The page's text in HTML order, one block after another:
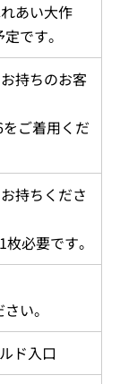
あい大作
です。
持ちのお客
ご着用くだ
持ちくださ
必要です。
い。
ド入口